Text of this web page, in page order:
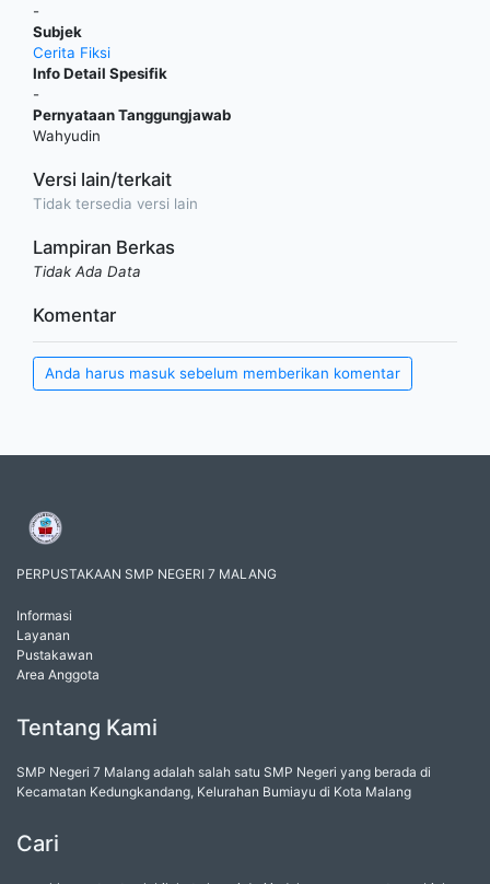
-
Subjek
Cerita Fiksi
Info Detail Spesifik
-
Pernyataan Tanggungjawab
Wahyudin
Versi lain/terkait
Tidak tersedia versi lain
Lampiran Berkas
Tidak Ada Data
Komentar
Anda harus masuk sebelum memberikan komentar
PERPUSTAKAAN SMP NEGERI 7 MALANG
Informasi
Layanan
Pustakawan
Area Anggota
Tentang Kami
SMP Negeri 7 Malang adalah salah satu SMP Negeri yang berada di
Kecamatan Kedungkandang, Kelurahan Bumiayu di Kota Malang
Cari